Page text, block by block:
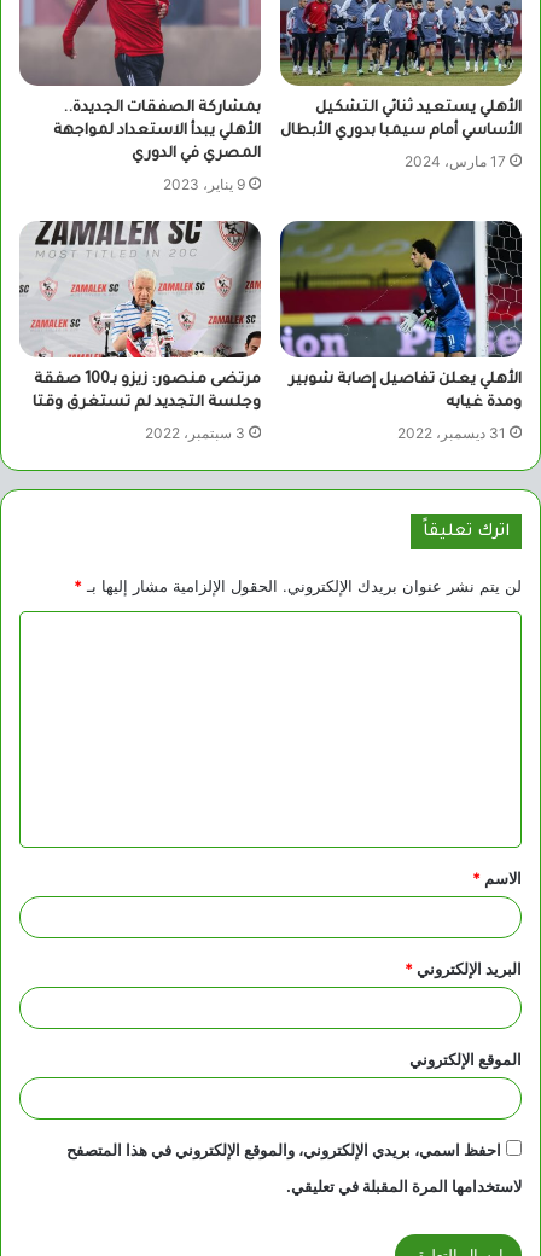
الأهلي يستعيد ثنائي التشكيل
الأساسي أمام سيمبا بدوري الأبطال
17 مارس، 2024
بمشاركة الصفقات الجديدة..
الأهلي يبدأ الاستعداد لمواجهة
المصري في الدوري
9 يناير، 2023
الأهلي يعلن تفاصيل إصابة شوبير
ومدة غيابه
31 ديسمبر، 2022
مرتضى منصور: زيزو بـ100 صفقة
وجلسة التجديد لم تستغرق وقتا
3 سبتمبر، 2022
اترك تعليقاً
لن يتم نشر عنوان بريدك الإلكتروني. الحقول الإلزامية مشار إليها بـ *
ق
*
الاسم *
البريد الإلكتروني*
الموقع الإلكتروني
احفظ اسمي، بريدي الإلكتروني، والموقع الإلكتروني في هذا المتصفح
لاستخدامها المرة المقبلة في تعليقي.